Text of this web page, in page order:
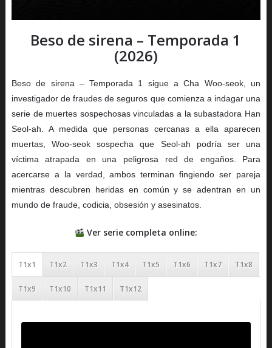
Beso de sirena – Temporada 1
(2026)
Beso de sirena – Temporada 1 sigue a Cha Woo-seok, un
investigador de fraudes de seguros que comienza a indagar una
serie de muertes sospechosas vinculadas a la subastadora Han
Seol-ah. A medida que personas cercanas a ella aparecen
muertas, Woo-seok sospecha que Seol-ah podría ser una
víctima atrapada en una peligrosa red de engaños. Para
acercarse a la verdad, ambos terminan fingiendo ser pareja
mientras descubren heridas en común y se adentran en un
mundo de fraude, codicia, obsesión y asesinatos.
Ver serie completa online:
T1x1 T1x2 T1x3 T1x4 T1x5 T1x6 T1x7 T1x8
T1x9 T1x10 T1x11 T1x12